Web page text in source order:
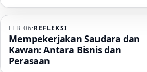
FEB 06·REFLEKSI
Mempekerjakan Saudara dan
Kawan: Antara Bisnis dan
Perasaan